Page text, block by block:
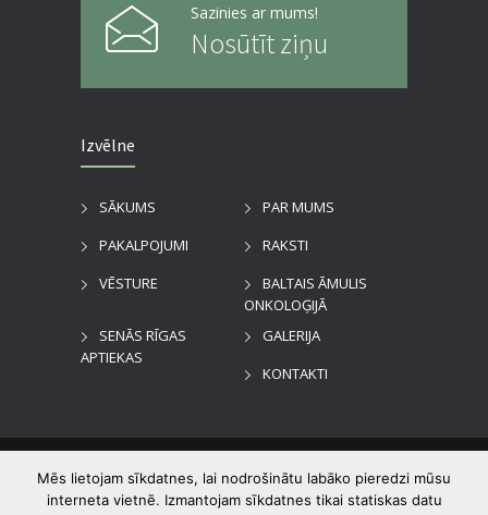
Sazinies ar mums!
Nosūtīt ziņu
Izvēlne
SĀKUMS
PAR MUMS
PAKALPOJUMI
RAKSTI
VĒSTURE
BALTAIS ĀMULIS
ONKOLOĢIJĀ
SENĀS RĪGAS
APTIEKAS
GALERIJA
KONTAKTI
©2026Dzirciema aptieka. Visas tiesības
aizsargātas.
Mēs lietojam sīkdatnes, lai nodrošinātu labāko pieredzi mūsu
interneta vietnē. Izmantojam sīkdatnes tikai statiskas datu